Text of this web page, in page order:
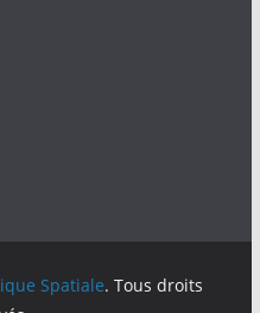
Spatiale. Tous droits